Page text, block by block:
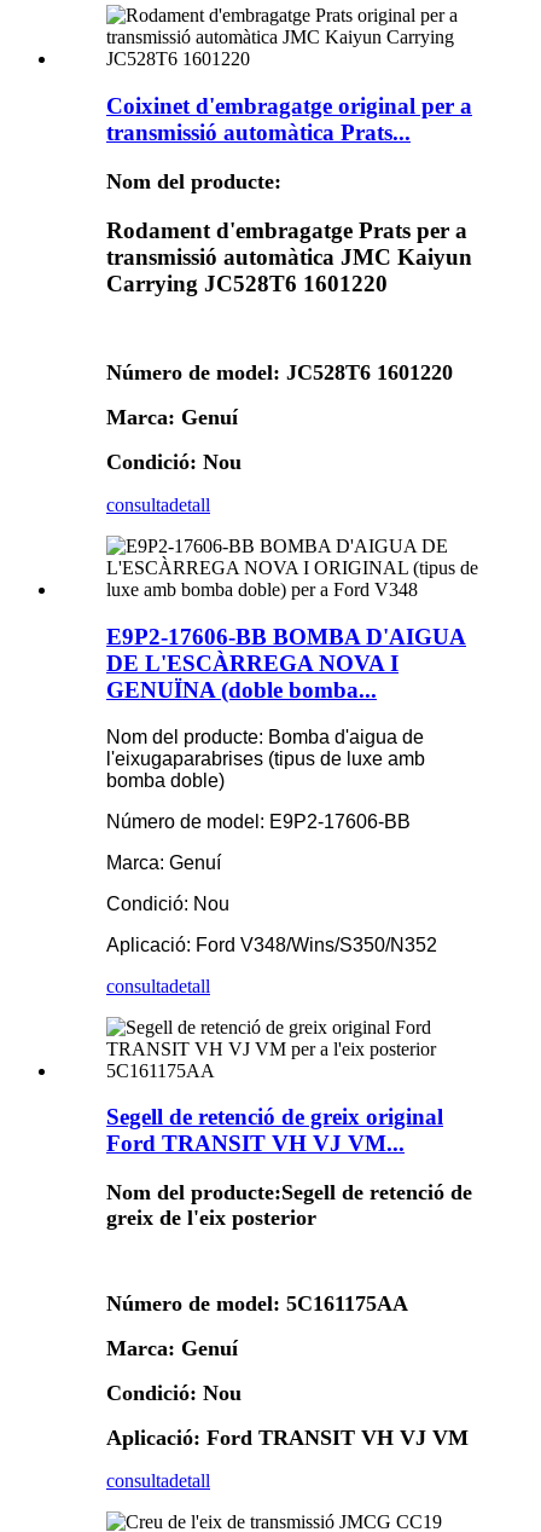
Coixinet d'embragatge original per a
transmissió automàtica Prats...
Nom del producte:
Rodament d'embragatge Prats per a
transmissió automàtica JMC Kaiyun
Carrying JC528T6 1601220
Número de model: JC528T6 1601220
Marca: Genuí
Condició: Nou
consultadetall
E9P2-17606-BB BOMBA D'AIGUA
DE L'ESCÀRREGA NOVA I
GENUÏNA (doble bomba...
Nom del producte: Bomba d'aigua de
l'eixugaparabrises (tipus de luxe amb
bomba doble)
Número de model: E9P2-17606-BB
Marca: Genuí
Condició: Nou
Aplicació: Ford V348/Wins/S350/N352
consultadetall
Segell de retenció de greix original
Ford TRANSIT VH VJ VM...
Nom del producte:Segell de retenció de
greix de l'eix posterior
Número de model: 5C161175AA
Marca: Genuí
Condició: Nou
Aplicació: Ford TRANSIT VH VJ VM
consultadetall